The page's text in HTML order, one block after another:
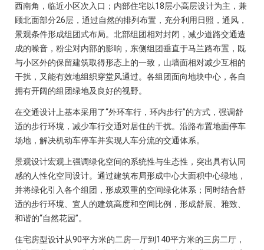
西南角，临近小区次入口；内部住宅以18层小高层设计为主，兼
顾北面部分26层，通过自然的排列布置，充分利用日照，通风，
景观条件形成组团式布局。北部组团相对封闭，减少道路交通造
成的噪音，粉尘对内部的影响，东侧组团垂直于马兰路布置，既
与小区外的保留建筑取得形态上的一致，山墙面相对减少互相的
干扰，又能有效地组织穿堂风通过。各组团面向地块中心，各自
拥有开阔的组团绿地及良好的视野。
在交通设计上基本采用了“外环车行，环内步行”的方式，强调舒
适的步行环境，减少车行交通对居住的干扰。沿路布置地面停车
场地，解决机动车停车并实现人车分流的交通体系。
景观设计宏观上强调绿化空间的系统性与生态性，突出具有认同
感的人性化空间设计。通过建筑布局形成中心大面积中心绿地，
并将绿化引入各个组团，形成双重的空间绿化体系；同时结合舒
适的步行环境、宜人的建筑高度和空间比例，形成舒展、雅致、
和谐的“自然花园”。
住宅房型设计从90平方米的二房一厅到140平方米的三房二厅，